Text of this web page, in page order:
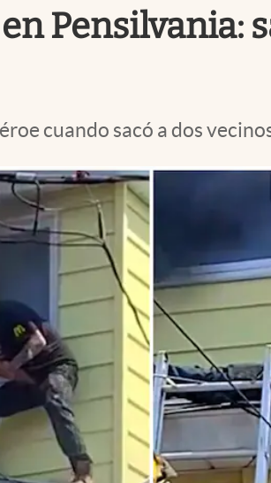
Pensilvania:
cuando sacó a dos